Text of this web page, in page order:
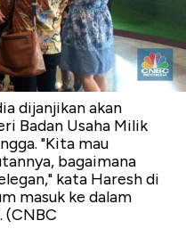
dijanjikan akan
Badan Usaha Milik
"Kita mau
bagaimana
kata Haresh di
masuk ke dalam
(CNBC